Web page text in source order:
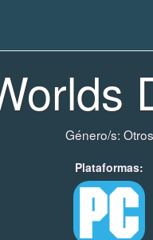
Género/s: Otros
Plataformas: